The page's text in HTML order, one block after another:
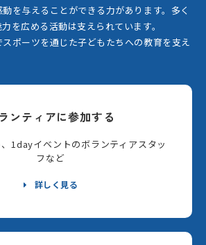
を与えることができる力があります。 多く
を広める活動は支えられています。
ポーツを通じた子どもたちへの教育を支え
ンティアに参加する
1dayイベントのボランティアスタッ
フなど
詳しく見る